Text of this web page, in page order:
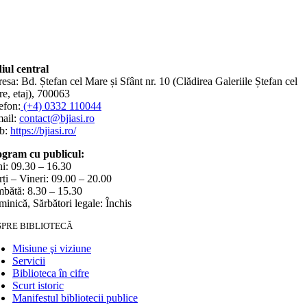
central
Bd. Ștefan cel Mare și Sfânt nr. 10 (Clădirea Galeriile Ștefan cel
etaj), 700063
(+4) 0332 110044
contact@bjiasi.ro
https://bjiasi.ro/
cu publicul:
09.30 – 16.30
– Vineri: 09.00 – 20.00
8.30 – 15.30
Sărbători legale: Închis
BIBLIOTECĂ
Misiune şi viziune
Servicii
Biblioteca în cifre
Scurt istoric
Manifestul bibliotecii publice